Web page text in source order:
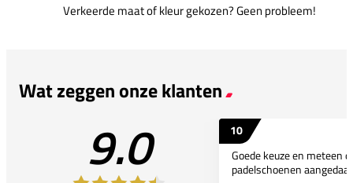
Verkeerde maat of kleur gekozen? Geen probleem!
Wat zeggen onze klanten
9.0
10
Goede keuze en meteen
padelschoenen